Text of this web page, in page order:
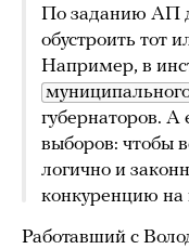
По заданию АП
обустроить тот
Например, в
губернаторов.
выборов: чтобы
логично и
конкуренцию на
Работавший с